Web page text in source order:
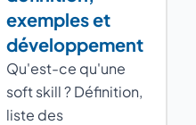
exemples et
développement
Qu'est-ce qu'une
soft skill ? Définition,
liste des